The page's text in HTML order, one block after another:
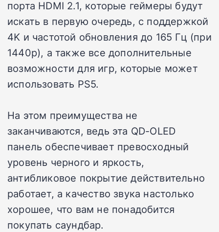
порта HDMI 2.1, которые геймеры будут
искать в первую очередь, с поддержкой
4K и частотой обновления до 165 Гц (при
1440p), а также все дополнительные
возможности для игр, которые может
использовать PS5.
На этом преимущества не
заканчиваются, ведь эта QD-OLED
панель обеспечивает превосходный
уровень черного и яркость,
антибликовое покрытие действительно
работает, а качество звука настолько
хорошее, что вам не понадобится
покупать саундбар.